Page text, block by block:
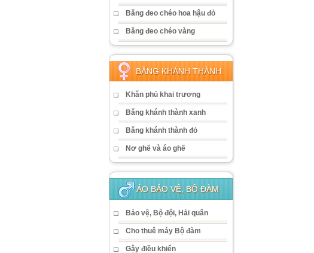
Băng đeo chéo hoa hậu đỏ
Băng đeo chéo vàng
BĂNG KHÁNH THÀNH
Khăn phủ khai trương
Băng khánh thành xanh
Băng khánh thành đỏ
Nơ ghế và áo ghế
ÁO BẢO VỆ, BỘ ĐÀM
Bảo vệ, Bộ đội, Hải quân
Cho thuê máy Bộ đàm
Gậy điều khiển